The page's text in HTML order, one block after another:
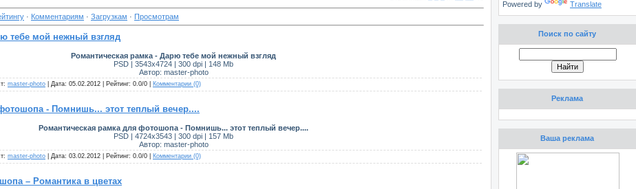
· Комментариям · Загрузкам · Просмотрам
тебе мой нежный взгляд
Романтическая рамка - Дарю тебе мой нежный взгляд
PSD | 3543x4724 | 300 dpi | 148 Mb
Автор: master-photo
master-photo | Дата: 05.02.2012 | Рейтинг: 0.0/0 | Комментарии (0)
- Помнишь... этот теплый вечер....
Романтическая рамка для фотошопа - Помнишь... этот теплый вечер....
PSD | 4724x3543 | 300 dpi | 157 Mb
Автор: master-photo
master-photo | Дата: 03.02.2012 | Рейтинг: 0.0/0 | Комментарии (0)
– Романтика в цветах
Powered by Translate
Поиск по сайту
Реклама
Ваша реклама